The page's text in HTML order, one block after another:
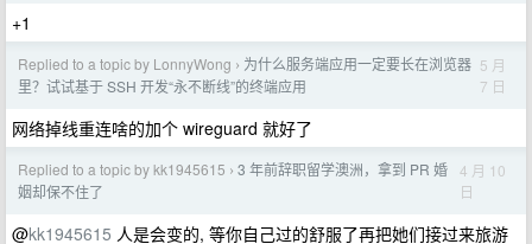
+1
Replied to a topic by LonnyWong › 为什么服务端应用一定要长在浏览器
里？试试基于 SSH 开发“永不断线”的终端应用
5 月
7 日
网络掉线重连啥的加个 wireguard 就好了
Replied to a topic by kk1945615 › 3 年前辞职留学澳洲，拿到 PR 婚
姻却保不住了
4 月 10
日
@kk1945615 人是会变的, 等你自己过的舒服了再把她们接过来旅游